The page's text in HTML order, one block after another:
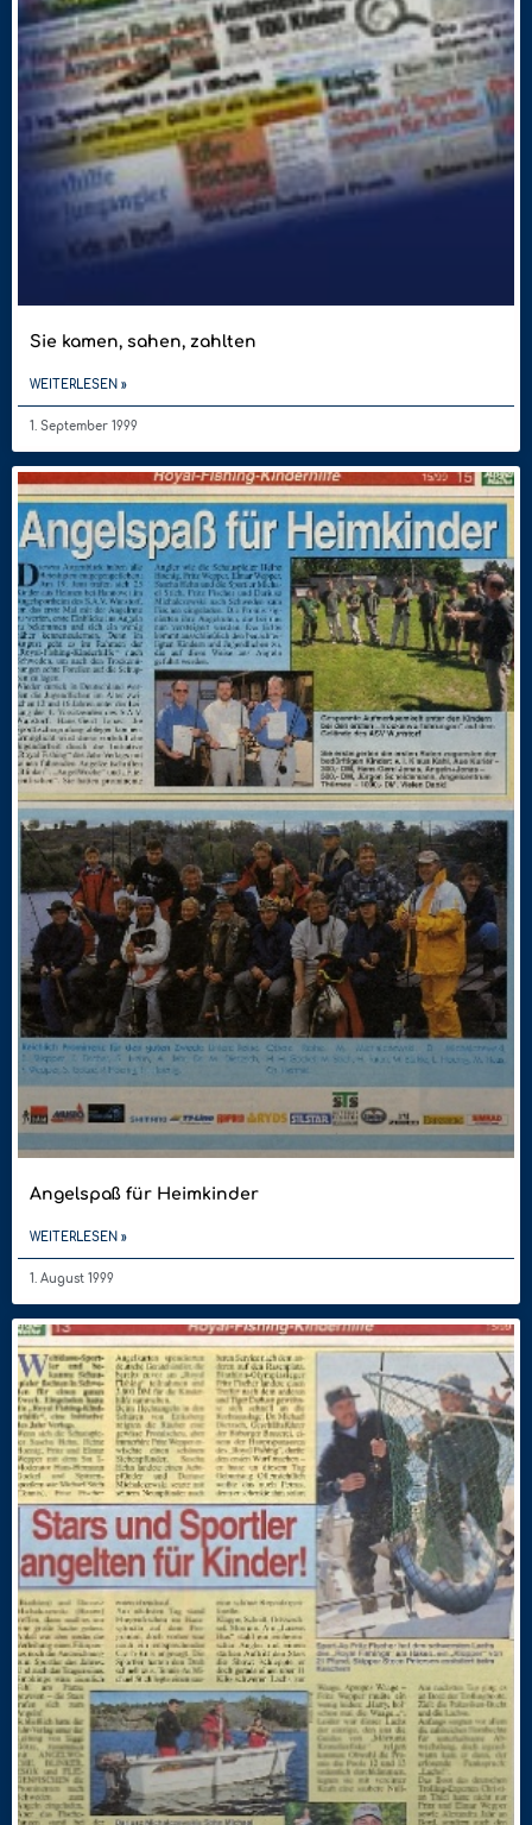
Sie kamen, sahen, zahlten
WEITERLESEN »
1. September 1999
Angelspaß für Heimkinder
WEITERLESEN »
1. August 1999